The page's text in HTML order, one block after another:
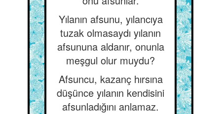
Yılanın afsunu, yılancıya
tuzak olmasaydı yılanın
afsununa aldanır, onunla
meşgul olur muydu?
Afsuncu, kazanç hırsına
düşünce yılanın kendisini
afsunladığını anlamaz.